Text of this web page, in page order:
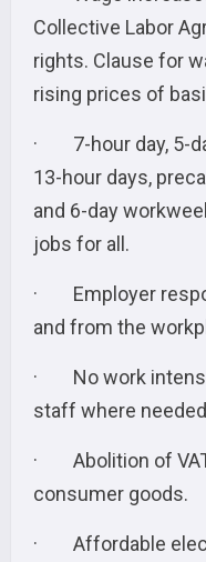
Collective Labor
rights. Clause for
rising prices of
· 7-hour day, 5-
13-hour days,
and 6-day
jobs for all.
· Employer
and from the
· No work
staff where
· Abolition of
consumer goods.
· Affordable